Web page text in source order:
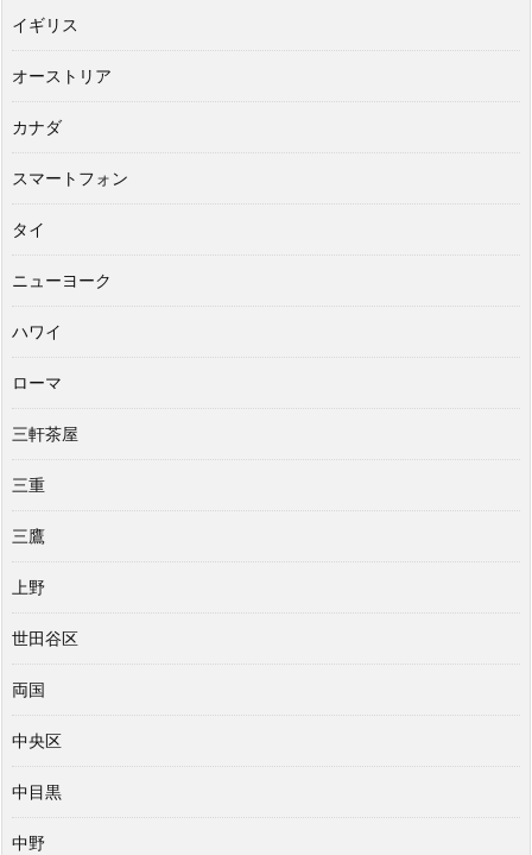
イギリス
オーストリア
カナダ
スマートフォン
タイ
ニューヨーク
ハワイ
ローマ
三軒茶屋
三重
三鷹
上野
世田谷区
両国
中央区
中目黒
中野